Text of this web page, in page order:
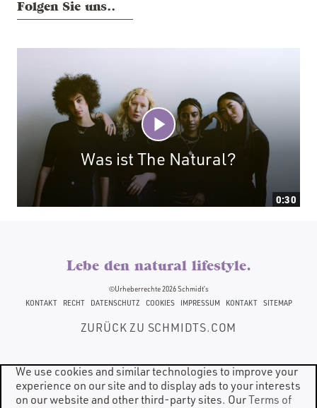
Was ist The Natural?
0:30
Folgen Sie uns..
Lebe den natural lifestyle.
©Urheberrechte 2026 Schmidt’s
KONTAKT
RECHT(OPENS
A
NEW
DATENSCHUTZ(OPENS
A
NEW
COOKIES(OPENS
A
NEW
IMPRESSUM KONTAKT SITEMAP
ZURÜCK ZU SCHMIDTS.COM
We use cookies and similar technologies to improve your
experience on our site and to display ads to your interests
on our website and other third-party sites. OurTerms of